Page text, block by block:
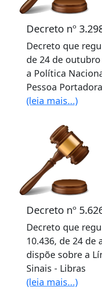
Decreto nº
Decreto que
de 24 de
a Política
Pessoa
(leia mais...)
Decreto nº
Decreto que
10.436, de 24 de
dispõe sobre a
Sinais - Libras
(leia mais...)